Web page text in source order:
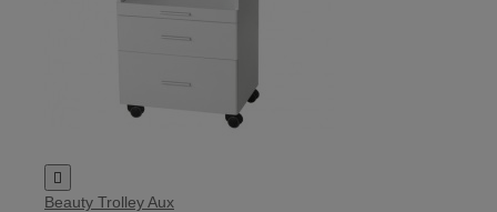

Beauty Trolley Aux